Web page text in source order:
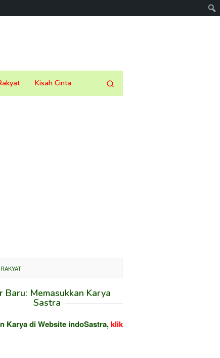
Kisah Cinta
Baru: Memasukkan Karya
Sastra
Karya di Website indoSastra,klik